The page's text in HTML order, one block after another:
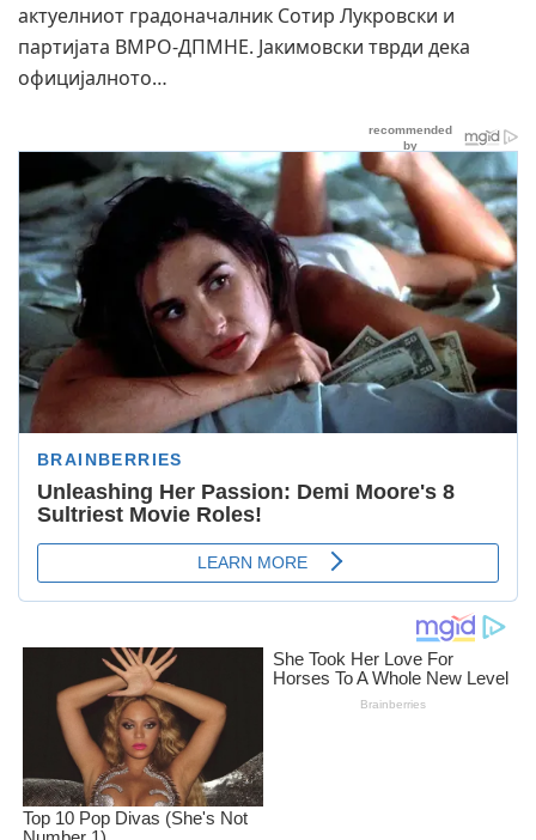
актуелниот градоначалник Сотир Лукровски и
партијата ВМРО-ДПМНЕ. Јакимовски тврди дека
официјалното…